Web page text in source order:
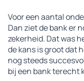
Voor een aantal
Dan ziet de bank er
zekerheid. Dat was
de kans is groot dat
nog steeds
bij een bank terecht